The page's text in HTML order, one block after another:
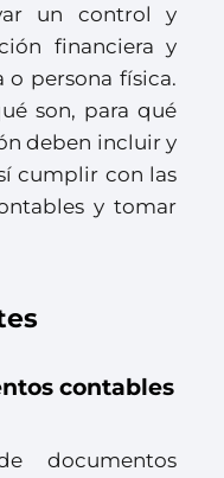
un control y
financiera y
persona física.
son, para qué
deben incluir y
cumplir con las
y tomar
contables
documentos